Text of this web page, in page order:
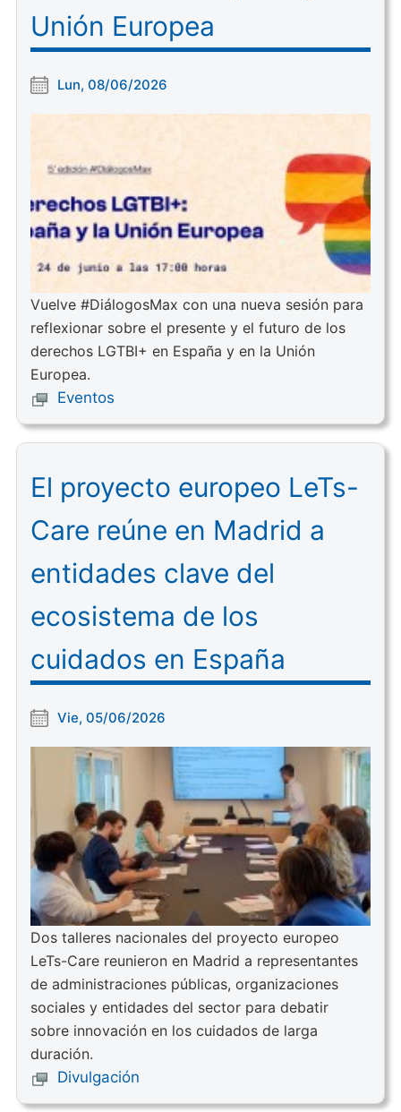
Unión Europea
Lun, 08/06/2026
Vuelve #DiálogosMax con una nueva sesión para
reflexionar sobre el presente y el futuro de los
derechos LGTBI+ en España y en la Unión
Europea.
Eventos
El proyecto europeo LeTs-
Care reúne en Madrid a
entidades clave del
ecosistema de los
cuidados en España
Vie, 05/06/2026
Dos talleres nacionales del proyecto europeo
LeTs-Care reunieron en Madrid a representantes
de administraciones públicas, organizaciones
sociales y entidades del sector para debatir
sobre innovación en los cuidados de larga
duración.
Divulgación